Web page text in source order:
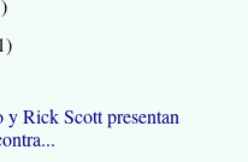
Rick Scott presentan